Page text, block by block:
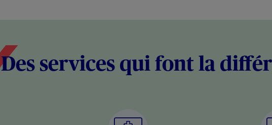
Des services qui font la